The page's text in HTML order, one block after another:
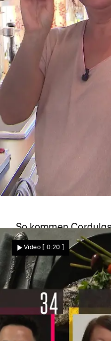
So kommen
nach Monaten frisch
Video [ 0:20 ]